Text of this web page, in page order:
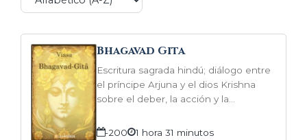
Bhagavad Gita
Escritura sagrada hindú; diálogo entre
el príncipe Arjuna y el dios Krishna
sobre el deber, la acción y la
-200
1 hora 31 minutos